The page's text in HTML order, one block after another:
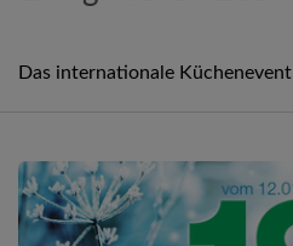
Das internationale